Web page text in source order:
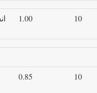
1.00 10
0.85 10